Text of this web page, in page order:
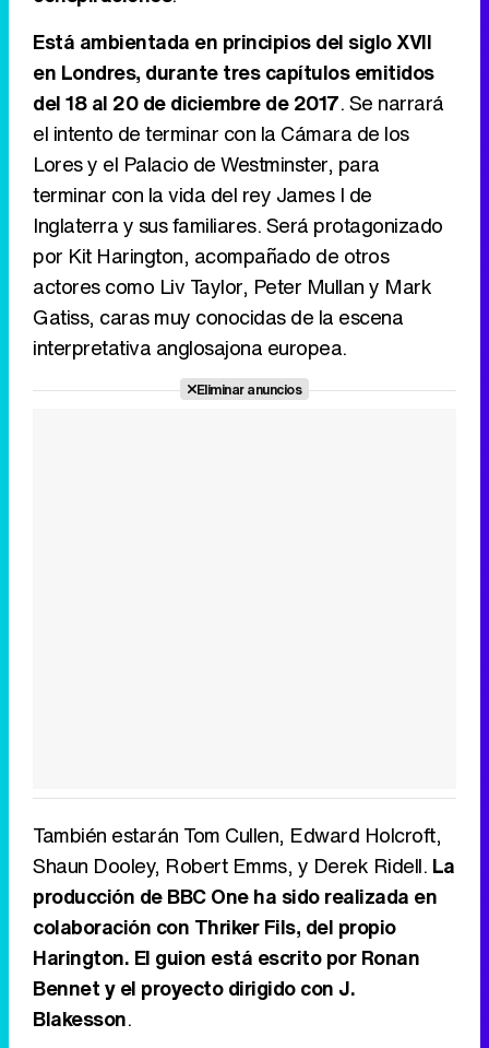
Canción ganadora de Eurovisión 2026: DARA con "Bangaranga" por Bulgaria
Está ambientada en principios del siglo XVII
en Londres, durante tres capítulos emitidos
del 18 al 20 de diciembre de 2017. Se narrará
el intento de terminar con la Cámara de los
Lores y el Palacio de Westminster, para
terminar con la vida del rey James I de
Inglaterra y sus familiares. Será protagonizado
por Kit Harington, acompañado de otros
actores como Liv Taylor, Peter Mullan y Mark
Gatiss, caras muy conocidas de la escena
interpretativa anglosajona europea.
Eliminar anuncios
También estarán Tom Cullen, Edward Holcroft,
Shaun Dooley, Robert Emms, y Derek Ridell. La
producción de BBC One ha sido realizada en
colaboración con Thriker Fils, del propio
Harington. El guion está escrito por Ronan
Bennet y el proyecto dirigido con J.
Blakesson.